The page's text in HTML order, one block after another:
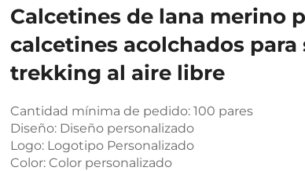
Calcetines de lana merino
calcetines acolchados
trekking al aire libre
Cantidad mínima de pedido: 100 pares
Diseño: Diseño personalizado
Logo: Logotipo Personalizado
Color: Color personalizado